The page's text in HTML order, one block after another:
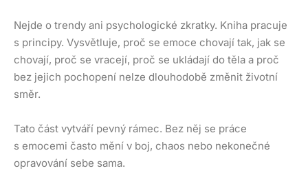
Nejde o trendy ani psychologické zkratky. Kniha pracuje
s principy. Vysvětluje, proč se emoce chovají tak, jak se
chovají, proč se vracejí, proč se ukládají do těla a proč
bez jejich pochopení nelze dlouhodobě změnit životní
směr.
Tato část vytváří pevný rámec. Bez něj se práce
s emocemi často mění v boj, chaos nebo nekonečné
opravování sebe sama.